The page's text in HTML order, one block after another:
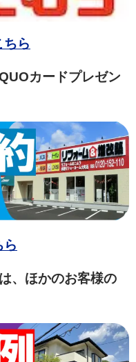
ちら
カードプレゼン
ら
、ほかのお客様の